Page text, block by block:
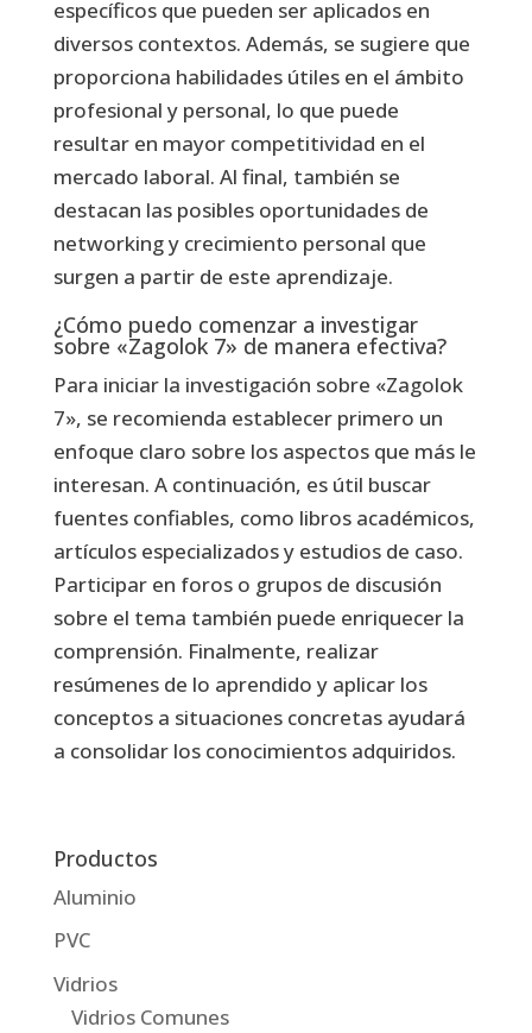
específicos que pueden ser aplicados en
diversos contextos. Además, se sugiere que
proporciona habilidades útiles en el ámbito
profesional y personal, lo que puede
resultar en mayor competitividad en el
mercado laboral. Al final, también se
destacan las posibles oportunidades de
networking y crecimiento personal que
surgen a partir de este aprendizaje.
¿Cómo puedo comenzar a investigar
sobre «Zagolok 7» de manera efectiva?
Para iniciar la investigación sobre «Zagolok
7», se recomienda establecer primero un
enfoque claro sobre los aspectos que más le
interesan. A continuación, es útil buscar
fuentes confiables, como libros académicos,
artículos especializados y estudios de caso.
Participar en foros o grupos de discusión
sobre el tema también puede enriquecer la
comprensión. Finalmente, realizar
resúmenes de lo aprendido y aplicar los
conceptos a situaciones concretas ayudará
a consolidar los conocimientos adquiridos.
Productos
Aluminio
PVC
Vidrios
Vidrios Comunes